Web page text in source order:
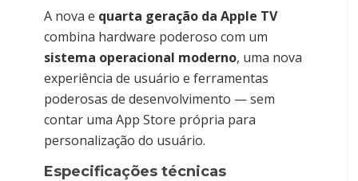
A nova e quarta geração da Apple TV
combina hardware poderoso com um
sistema operacional moderno, uma nova
experiência de usuário e ferramentas
poderosas de desenvolvimento — sem
contar uma App Store própria para
personalização do usuário.
Especificações técnicas